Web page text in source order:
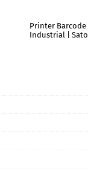
Printer Barcode
Industrial | Sato